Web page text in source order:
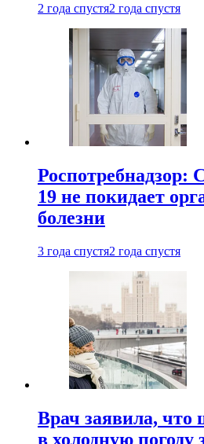
2 года спустя2 года спустя
Роспотребнадзор:
19 не покидает
болезни
3 года спустя2 года спустя
Врач заявила, что
в холодную